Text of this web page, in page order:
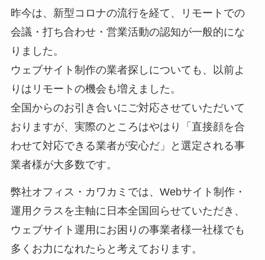
昨今は、新型コロナの流行を経て、リモートでの
会議・打ち合わせ・営業活動の認知が一般的にな
りました。
ウェブサイト制作の業者探しについても、以前よ
りはリモートの機会も増えました。
全国からのお引き合いにご対応させていただいて
おりますが、実際のところはやはり「直接顔を合
わせて対応できる業者が安心だ」と選定される事
業者様が大多数です。
弊社オフィス・カワカミでは、Webサイト制作・
運用クラスを主軸に日本全国回らせていただき、
ウェブサイト運用にお困りの事業者様一社様でも
多くお力になれたらと考えております。